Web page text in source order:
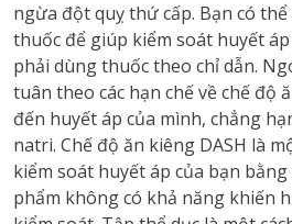
ngừa đột quỵ thứ cấp. Bạn có
thuốc để giúp kiểm soát huyết
phải dùng thuốc theo chỉ dẫn.
tuân theo các hạn chế về chế độ
đến huyết áp của mình, chẳng
natri. Chế độ ăn kiêng DASH là
kiểm soát huyết áp của bạn
phẩm không có khả năng khiến